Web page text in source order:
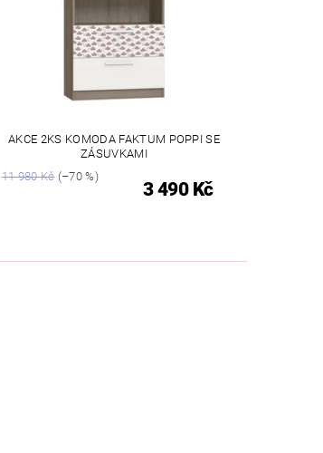
AKCE 2KS KOMODA FAKTUM POPPI SE
ZÁSUVKAMI
11 980 Kč(–70 %)
3 490 Kč